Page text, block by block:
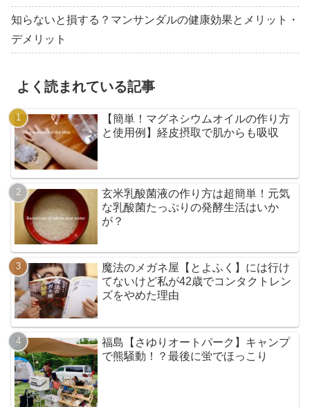
知らないと損する？マンサンダルの健康効果とメリット・
デメリット
よく読まれている記事
【簡単！マグネシウムオイルの作り方
と使用例】経皮摂取で肌からも吸収
玄米乳酸菌液の作り方は超簡単！元気
な乳酸菌たっぷりの発酵生活はいか
が？
魔法のメガネ屋【とよふく】には行け
てないけど私が42歳でコンタクトレン
ズをやめた理由
福島【さゆりオートパーク】キャンプ
で熊騒動！？最後に蛍でほっこり